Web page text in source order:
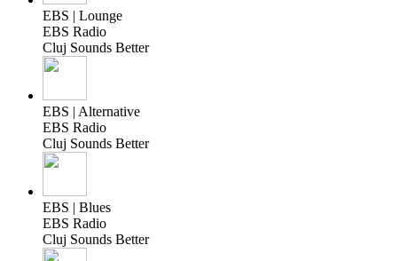
EBS | Lounge
EBS Radio
Cluj Sounds Better
EBS | Alternative
EBS Radio
Cluj Sounds Better
EBS | Blues
EBS Radio
Cluj Sounds Better